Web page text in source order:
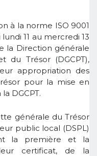
à la norme ISO 9001
11 au mercredi 13
la Direction générale
du Trésor (DGCPT),
appropriation des
pour la mise en
DGCPT.
générale du Trésor
public local (DSPL)
la première et la
certificat, de la